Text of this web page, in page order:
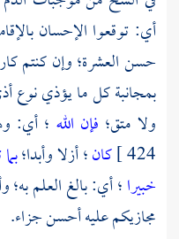
أي: توقعوا الإحسان
حسن العشرة؛ وإن كنتم
بمجانبة كل ما يؤذي نوع
ولا متق؛ فإن الله ؛ أي:
424 ] كان؛ أزلا وأبدا؛
خبيرا؛ أي: بالغ العلم به؛
مجازيكم عليه أحسن جزاء.